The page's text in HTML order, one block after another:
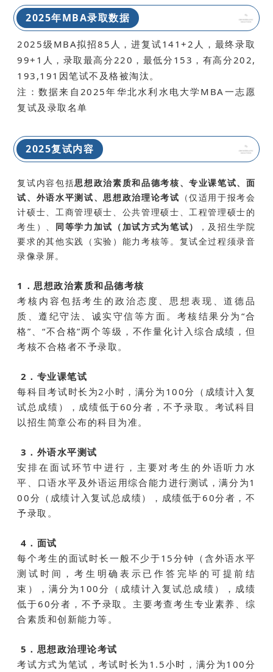
2025年MBA录取数据
2025级MBA拟招85人，进复试141+2人，最终录取
99+1人，录取最高分220，最低分153，有高分202,
193,191因笔试不及格被淘汰。
注：数据来自2025年华北水利水电大学MBA一志愿
复试及录取名单
2025复试内容
复试内容包括思想政治素质和品德考核、专业课笔试、面
试、外语水平测试、思想政治理论考试 （仅适用于报考会
计硕士、工商管理硕士、公共管理硕士、工程管理硕士的
考生）、 同等学力加试（加试方式为笔试）
，及招生学院
要求的其他实践（实验）能力考核等。复试全过程须录音
录像录屏。
1．思想政治素质和品德考核
考核内容包括考生的政治态度、思想表现、道德品
质、遵纪守法、诚实守信等方面。考核结果分为“合
格”、“不合格”两个等级，不作量化计入综合成绩，但
考核不合格者不予录取。
2．专业课笔试
每科目考试时长为2小时，满分为100分（成绩计入复
试总成绩），成绩低于60分者，不予录取。考试科目
以招生简章公布的科目为准。
3．外语水平测试
安排在面试环节中进行，主要对考生的外语听力水
平、口语水平及外语运用综合能力进行测试，满分为1
00分（成绩计入复试总成绩），成绩低于60分者，不
予录取。
4．面试
每个考生的面试时长一般不少于15分钟（含外语水平
测试时间，考生明确表示已作答完毕的可提前结
束），满分为100分（成绩计入复试总成绩），成绩
低于60分者，不予录取。主要考查考生专业素养、综
合素质和创新能力等。
5．思想政治理论考试
考试方式为笔试 ，考试时长为1.5小时，满分为100分